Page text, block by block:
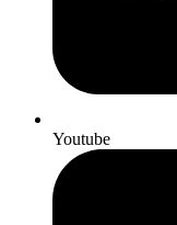
Youtube